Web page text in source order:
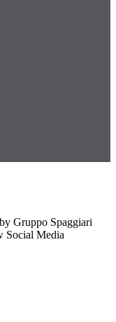
Gruppo Spaggiari
Social Media